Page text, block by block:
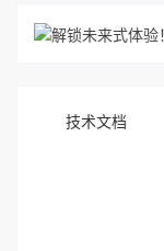
技术文档